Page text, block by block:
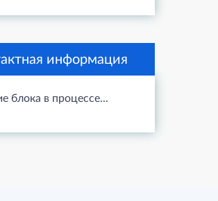
информация
блока в процессе...